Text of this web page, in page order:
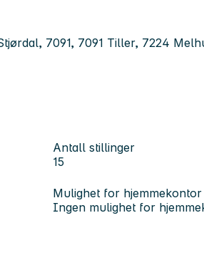
7091, 7091 Tiller, 7224
Antall stillinger
15
Mulighet for hjemmekontor
Ingen mulighet for